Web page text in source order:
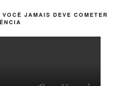
JAMAIS DEVE COMETER